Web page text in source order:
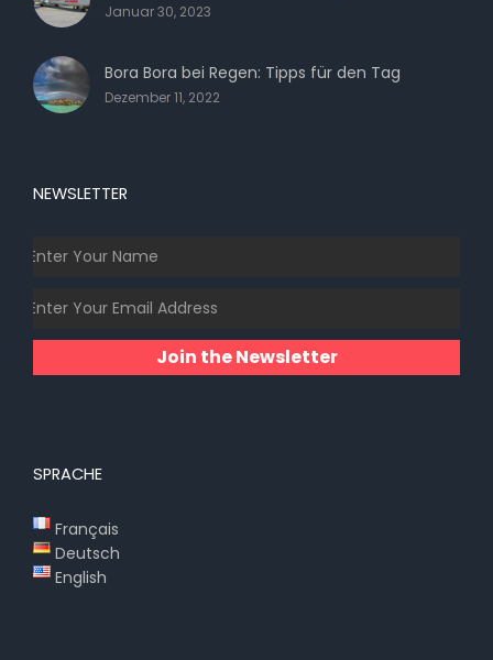
Januar 30, 2023
Bora Bora bei Regen: Tipps für den Tag
Dezember 11, 2022
NEWSLETTER
Join the Newsletter
SPRACHE
Français
Deutsch
English